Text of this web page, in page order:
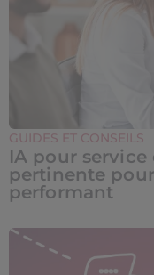
GUIDES ET CONSEILS
IA pour
pertinente
performant